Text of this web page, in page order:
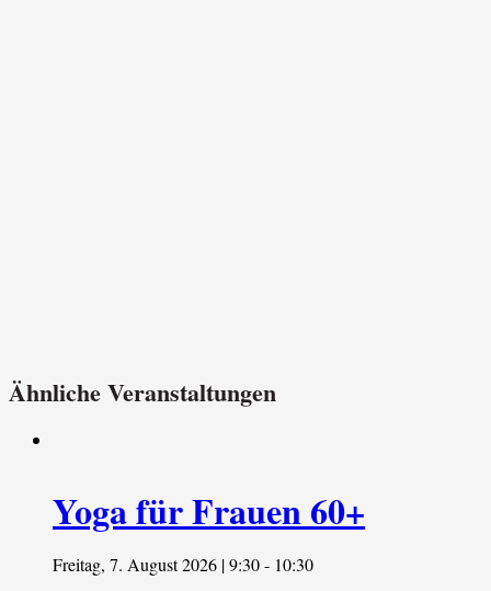
Ähnliche Veranstaltungen
Yoga für Frauen 60+
Freitag, 7. August 2026 | 9:30- 10:30